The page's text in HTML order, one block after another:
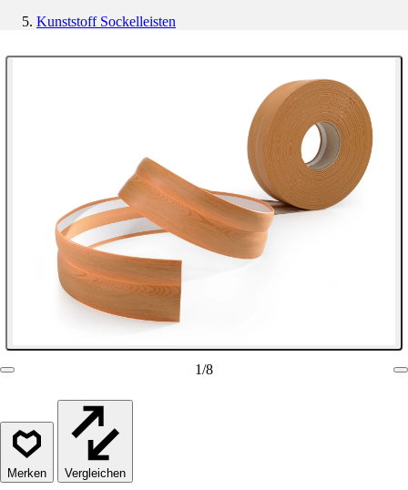
Kunststoff Sockelleisten
1/8
Vergleichen